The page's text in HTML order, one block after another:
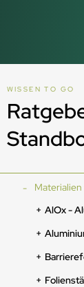
WISSEN TO GO
AlOx -